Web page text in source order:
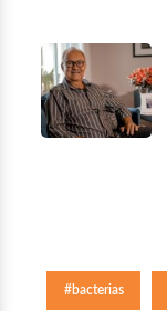
#bacterias